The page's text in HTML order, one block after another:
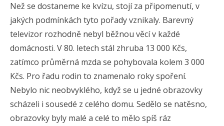
Než se dostaneme ke kvízu, stojí za připomenutí, v
jakých podmínkách tyto pořady vznikaly. Barevný
televizor rozhodně nebyl běžnou věcí v každé
domácnosti. V 80. letech stál zhruba 13 000 Kčs,
zatímco průměrná mzda se pohybovala kolem 3 000
Kčs. Pro řadu rodin to znamenalo roky spoření.
Nebylo nic neobvyklého, když se u jedné obrazovky
scházeli i sousedé z celého domu. Sedělo se natěsno,
obrazovky byly malé a celé to mělo spíš ráz